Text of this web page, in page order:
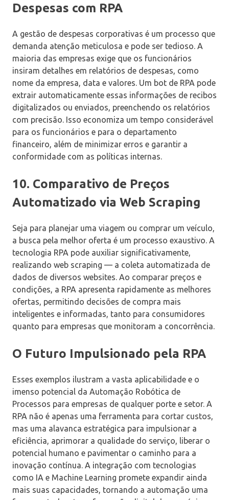
Despesas com RPA
A gestão de despesas corporativas é um processo que
demanda atenção meticulosa e pode ser tedioso. A
maioria das empresas exige que os funcionários
insiram detalhes em relatórios de despesas, como
nome da empresa, data e valores. Um bot de RPA pode
extrair automaticamente essas informações de recibos
digitalizados ou enviados, preenchendo os relatórios
com precisão. Isso economiza um tempo considerável
para os funcionários e para o departamento
financeiro, além de minimizar erros e garantir a
conformidade com as políticas internas.
10. Comparativo de Preços
Automatizado via Web Scraping
Seja para planejar uma viagem ou comprar um veículo,
a busca pela melhor oferta é um processo exaustivo. A
tecnologia RPA pode auxiliar significativamente,
realizando web scraping — a coleta automatizada de
dados de diversos websites. Ao comparar preços e
condições, a RPA apresenta rapidamente as melhores
ofertas, permitindo decisões de compra mais
inteligentes e informadas, tanto para consumidores
quanto para empresas que monitoram a concorrência.
O Futuro Impulsionado pela RPA
Esses exemplos ilustram a vasta aplicabilidade e o
imenso potencial da Automação Robótica de
Processos para empresas de qualquer porte e setor. A
RPA não é apenas uma ferramenta para cortar custos,
mas uma alavanca estratégica para impulsionar a
eficiência, aprimorar a qualidade do serviço, liberar o
potencial humano e pavimentar o caminho para a
inovação contínua. A integração com tecnologias
como IA e Machine Learning promete expandir ainda
mais suas capacidades, tornando a automação uma